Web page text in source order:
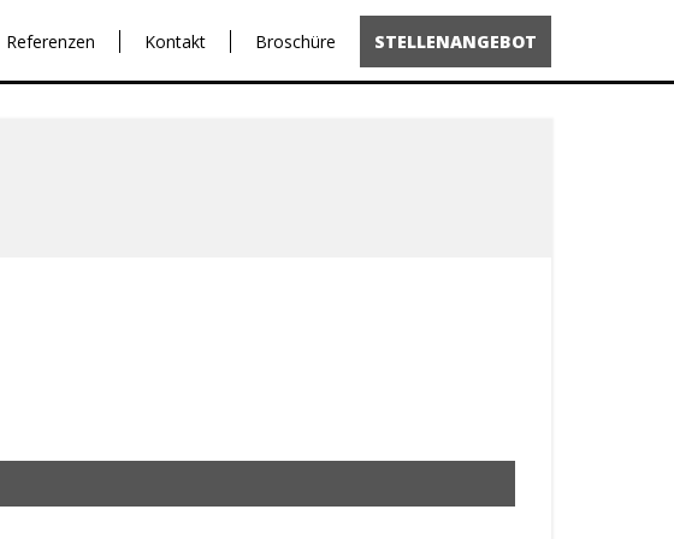
Referenzen Kontakt Broschüre STELLENANGEBOT